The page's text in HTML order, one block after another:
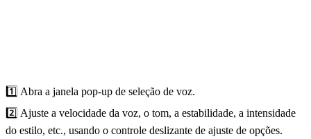
1️⃣ Abra a janela pop-up de seleção de voz.
2️⃣ Ajuste a velocidade da voz, o tom, a estabilidade, a intensidade
do estilo, etc., usando o controle deslizante de ajuste de opções.